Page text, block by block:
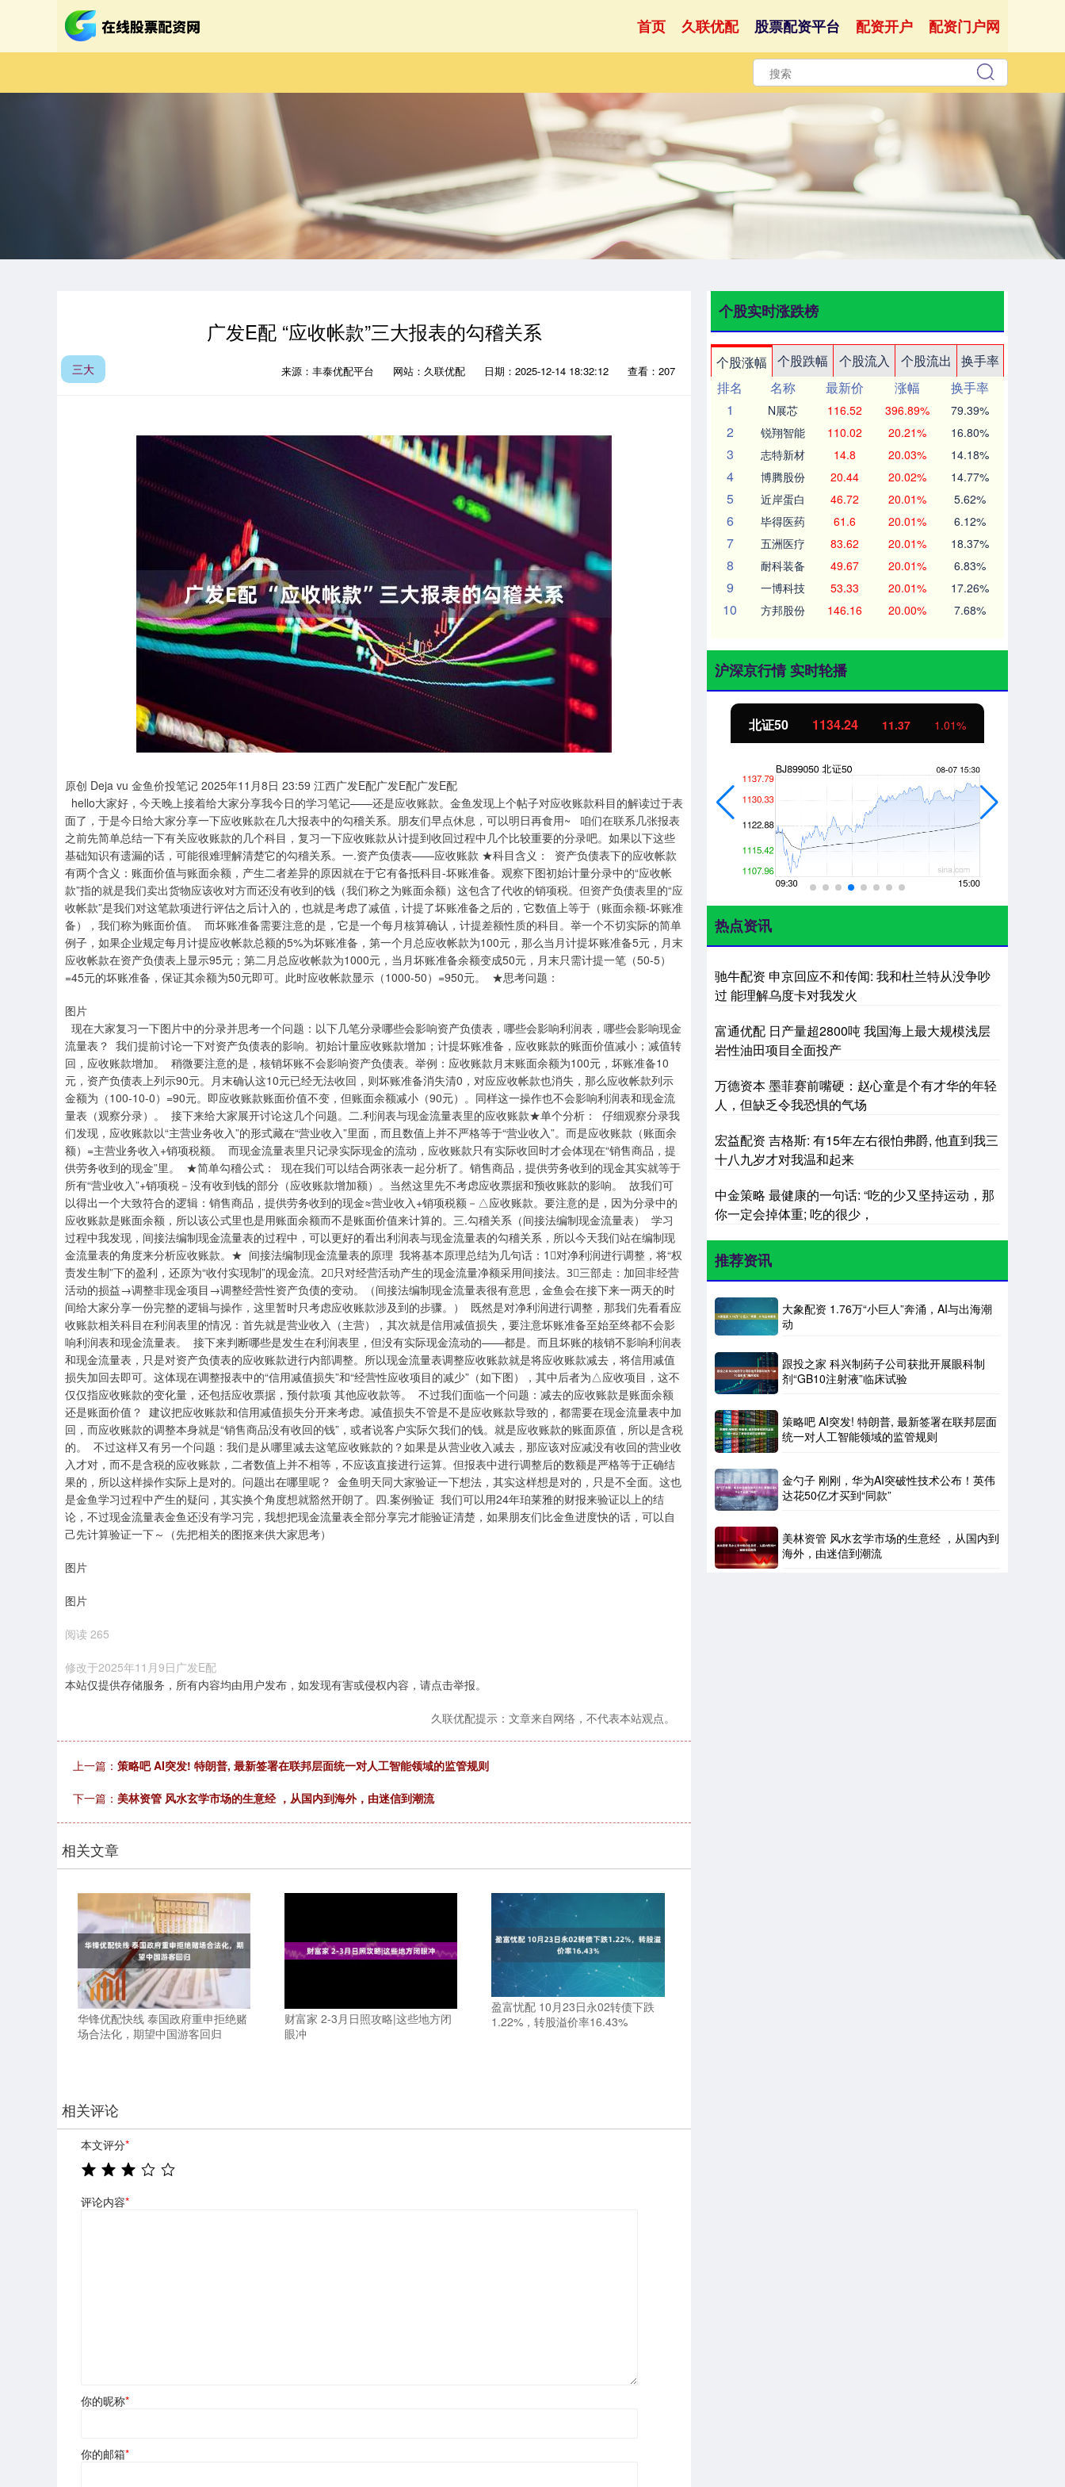
首页 久联优配 股票配资平台 配资开户 配资门户网
广发E配 “应收帐款”三大报表的勾稽关系
三大 来源：丰泰优配平台 网站：久联优配 日期：2025-12-14 18:32:12 查看：207
原创 Deja vu 金鱼价投笔记 2025年11月8日 23:59 江西广发E配广发E配广发E配
hello大家好，今天晚上接着给大家分享我今日的学习笔记——还是应收账款。金鱼发现上个帖子对应收账款科目的解读过于表
面了，于是今日给大家分享一下应收账款在几大报表中的勾稽关系。朋友们早点休息，可以明日再食用~ 咱们在联系几张报表
之前先简单总结一下有关应收账款的几个科目，复习一下应收账款从计提到收回过程中几个比较重要的分录吧。如果以下这些
基础知识有遗漏的话，可能很难理解清楚它的勾稽关系。一.资产负债表——应收账款 ★科目含义： 资产负债表下的应收帐款
有两个含义：账面价值与账面余额，产生二者差异的原因就在于它有备抵科目-坏账准备。观察下图初始计量分录中的“应收帐
款”指的就是我们卖出货物应该收对方而还没有收到的钱（我们称之为账面余额）这包含了代收的销项税。但资产负债表里的“应
收帐款”是我们对这笔款项进行评估之后计入的，也就是考虑了减值，计提了坏账准备之后的，它数值上等于（账面余额-坏账准
备），我们称为账面价值。 而坏账准备需要注意的是，它是一个每月核算确认，计提差额性质的科目。举一个不切实际的简单
例子，如果企业规定每月计提应收帐款总额的5%为坏账准备，第一个月总应收帐款为100元，那么当月计提坏账准备5元，月末
应收帐款在资产负债表上显示95元；第二月总应收帐款为1000元，当月坏账准备余额变成50元，月末只需计提一笔（50-5）
=45元的坏账准备，保证其余额为50元即可。此时应收帐款显示（1000-50）=950元。 ★思考问题：
图片
现在大家复习一下图片中的分录并思考一个问题：以下几笔分录哪些会影响资产负债表，哪些会影响利润表，哪些会影响现金
流量表？ 我们提前讨论一下对资产负债表的影响。初始计量应收账款增加；计提坏账准备，应收账款的账面价值减小；减值转
回，应收账款增加。 稍微要注意的是，核销坏账不会影响资产负债表。举例：应收账款月末账面余额为100元，坏账准备10
元，资产负债表上列示90元。月末确认这10元已经无法收回，则坏账准备消失清0，对应应收帐款也消失，那么应收帐款列示
金额为（100-10-0）=90元。即应收账款账面价值不变，但账面余额减小（90元）。同样这一操作也不会影响利润表和现金流
量表（观察分录）。 接下来给大家展开讨论这几个问题。二.利润表与现金流量表里的应收账款★单个分析： 仔细观察分录我
们发现，应收账款以“主营业务收入”的形式藏在“营业收入”里面，而且数值上并不严格等于“营业收入”。而是应收账款（账面余
额）=主营业务收入+销项税额。 而现金流量表里只记录实际现金的流动，应收账款只有实际收回时才会体现在“销售商品，提
供劳务收到的现金”里。 ★简单勾稽公式： 现在我们可以结合两张表一起分析了。销售商品，提供劳务收到的现金其实就等于
所有“营业收入”+销项税－没有收到钱的部分（应收账款增加额）。当然这里先不考虑应收票据和预收账款的影响。 故我们可
以得出一个大致符合的逻辑：销售商品，提供劳务收到的现金≈营业收入+销项税额－△应收账款。要注意的是，因为分录中的
应收账款是账面余额，所以该公式里也是用账面余额而不是账面价值来计算的。三.勾稽关系（间接法编制现金流量表） 学习
过程中我发现，间接法编制现金流量表的过程中，可以更好的看出利润表与现金流量表的勾稽关系，所以今天我们站在编制现
金流量表的角度来分析应收账款。★ 间接法编制现金流量表的原理 我将基本原理总结为几句话：1⃣️对净利润进行调整，将“权
责发生制”下的盈利，还原为“收付实现制”的现金流。2⃣️只对经营活动产生的现金流量净额采用间接法。3⃣️三部走：加回非经营
活动的损益→调整非现金项目→调整经营性资产负债的变动。（间接法编制现金流量表很有意思，金鱼会在接下来一两天的时
间给大家分享一份完整的逻辑与操作，这里暂时只考虑应收账款涉及到的步骤。） 既然是对净利润进行调整，那我们先看看应
收账款相关科目在利润表里的情况：首先就是营业收入（主营），其次就是信用减值损失，要注意坏账准备至始至终都不会影
响利润表和现金流量表。 接下来判断哪些是发生在利润表里，但没有实际现金流动的——都是。而且坏账的核销不影响利润表
和现金流量表，只是对资产负债表的应收账款进行内部调整。所以现金流量表调整应收账款就是将应收账款减去，将信用减值
损失加回去即可。这体现在调整报表中的“信用减值损失”和“经营性应收项目的减少”（如下图），其中后者为△应收项目，这不
仅仅指应收账款的变化量，还包括应收票据，预付款项 其他应收款等。 不过我们面临一个问题：减去的应收账款是账面余额
还是账面价值？ 建议把应收账款和信用减值损失分开来考虑。减值损失不管是不是应收账款导致的，都需要在现金流量表中加
回，而应收账款的调整本身就是“销售商品没有收回的钱”，或者说客户实际欠我们的钱。就是应收账款的账面原值，所以是含税
的。 不过这样又有另一个问题：我们是从哪里减去这笔应收账款的？如果是从营业收入减去，那应该对应减没有收回的营业收
入才对，而不是含税的应收账款，二者数值上并不相等，不应该直接进行运算。但报表中进行调整后的数额是严格等于正确结
果的，所以这样操作实际上是对的。问题出在哪里呢？ 金鱼明天同大家验证一下想法，其实这样想是对的，只是不全面。这也
是金鱼学习过程中产生的疑问，其实换个角度想就豁然开朗了。四.案例验证 我们可以用24年珀莱雅的财报来验证以上的结
论，不过现金流量表金鱼还没有学习完，我想把现金流量表全部分享完才能验证清楚，如果朋友们比金鱼进度快的话，可以自
己先计算验证一下～（先把相关的图抠来供大家思考）
图片
图片
阅读 265
修改于2025年11月9日广发E配
本站仅提供存储服务，所有内容均由用户发布，如发现有害或侵权内容，请点击举报。
久联优配提示：文章来自网络，不代表本站观点。
上一篇： 策略吧 AI突发! 特朗普, 最新签署在联邦层面统一对人工智能领域的监管规则
下一篇： 美林资管 风水玄学市场的生意经 ，从国内到海外，由迷信到潮流
相关文章
华锋优配快线 泰国政府重申拒绝赌
场合法化，期望中国游客回归
财富家 2-3月日照攻略|这些地方闭
眼冲
盈富忧配 10月23日永02转债下跌
1.22%，转股溢价率16.43%
相关评论
本文评分*
评论内容*
你的昵称*
你的邮箱*
个股实时涨跌榜
个股涨幅 个股跌幅 个股流入 个股流出
换手率
排名
名称 最新价 涨幅
换手率
1
N展芯 116.52 396.89% 79.39%
2 锐翔智能 110.02 20.21% 16.80%
3 志特新材 14.8 20.03% 14.18%
4 博腾股份 20.44 20.02% 14.77%
5 近岸蛋白 46.72 20.01% 5.62%
6 毕得医药 61.6 20.01% 6.12%
7 五洲医疗 83.62 20.01% 18.37%
8 耐科装备 49.67 20.01% 6.83%
9 一博科技 53.33 20.01% 17.26%
10 方邦股份 146.16 20.00% 7.68%
沪深京行情 实时轮播
深证成指 14311.01 1.42% 沪深300 4694.44 43.13 北证50 1134.24 11.37 1.01%
热点资讯
驰牛配资 申京回应不和传闻: 我和杜兰特从没争吵
过 能理解乌度卡对我发火
富通优配 日产量超2800吨 我国海上最大规模浅层
岩性油田项目全面投产
万德资本 墨菲赛前嘴硬：赵心童是个有才华的年轻
人，但缺乏令我恐惧的气场
宏益配资 吉格斯: 有15年左右很怕弗爵, 他直到我三
十八九岁才对我温和起来
中金策略 最健康的一句话: “吃的少又坚持运动，那
你一定会掉体重; 吃的很少，
推荐资讯
大象配资 1.76万“小巨人”奔涌，AI与出海潮
动
跟投之家 科兴制药子公司获批开展眼科制
剂“GB10注射液”临床试验
策略吧 AI突发! 特朗普, 最新签署在联邦层面
统一对人工智能领域的监管规则
金勺子 刚刚，华为AI突破性技术公布！英伟
达花50亿才买到“同款”
美林资管 风水玄学市场的生意经 ，从国内到
海外，由迷信到潮流